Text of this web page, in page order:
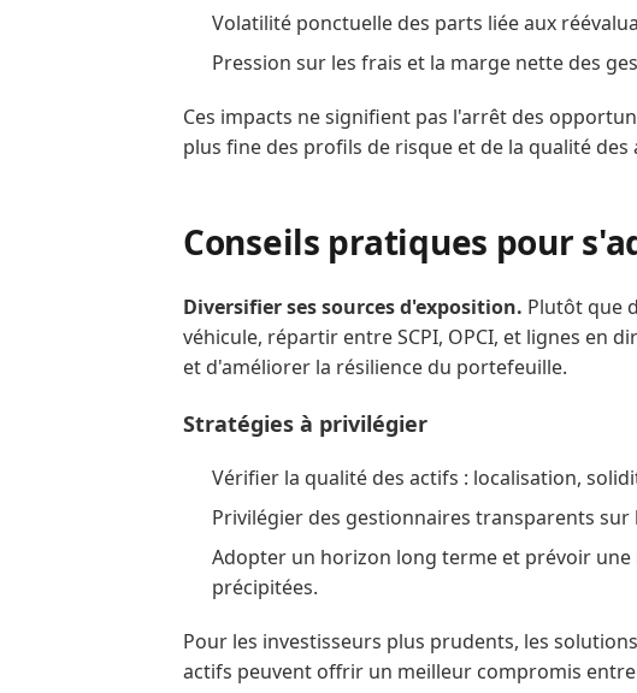
Volatilité ponctuelle des parts liée aux
Pression sur les frais et la marge nette des
Ces impacts ne signifient pas l'arrêt des
plus fine des profils de risque et de la qualité des
Conseils pratiques pour
Diversifier ses sources d'exposition. Plutôt que
véhicule, répartir entre SCPI, OPCI, et lignes en
et d'améliorer la résilience du portefeuille.
Stratégies à privilégier
Vérifier la qualité des actifs : localisation,
Privilégier des gestionnaires transparents
Adopter un horizon long terme et prévoir
précipitées.
Pour les investisseurs plus prudents, les
actifs peuvent offrir un meilleur compromis